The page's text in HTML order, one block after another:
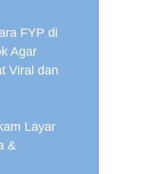
FYP di
Agar
Viral dan
Layar
&